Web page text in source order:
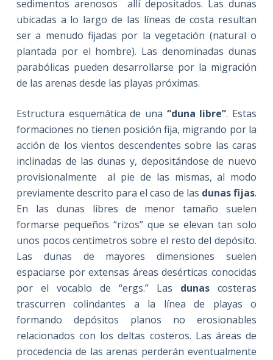
sedimentos arenosos allí depositados. Las dunas
ubicadas a lo largo de las líneas de costa resultan
ser a menudo fijadas por la vegetación (natural o
plantada por el hombre). Las denominadas dunas
parabólicas pueden desarrollarse por la migración
de las arenas desde las playas próximas.
Estructura esquemática de una “duna libre”. Estas
formaciones no tienen posición fija, migrando por la
acción de los vientos descendentes sobre las caras
inclinadas de las dunas y, depositándose de nuevo
provisionalmente al pie de las mismas, al modo
previamente descrito para el caso de las dunas fijas.
En las dunas libres de menor tamaño suelen
formarse pequeños “rizos” que se elevan tan solo
unos pocos centímetros sobre el resto del depósito.
Las dunas de mayores dimensiones suelen
espaciarse por extensas áreas desérticas conocidas
por el vocablo de “ergs.” Las dunas costeras
trascurren colindantes a la línea de playas o
formando depósitos planos no erosionables
relacionados con los deltas costeros. Las áreas de
procedencia de las arenas perderán eventualmente